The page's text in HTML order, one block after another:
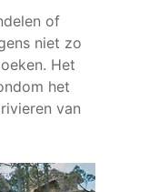
of
niet zo
Het
het
van